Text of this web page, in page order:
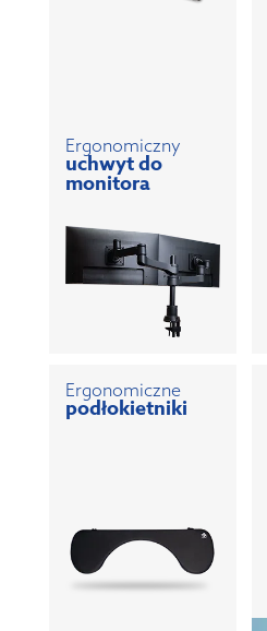
Ergonomiczny
uchwyt do
monitora
Ergonomiczne
podłokietniki